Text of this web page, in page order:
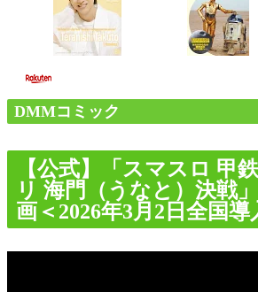
DMMコミック
【公式】「スマスロ 甲
リ 海門（うなと）決戦
画＜2026年3月2日全国導